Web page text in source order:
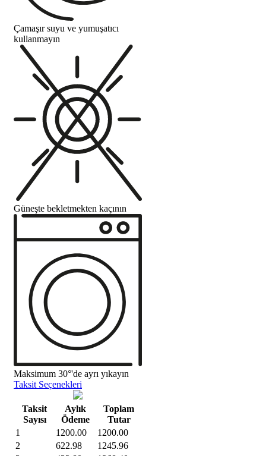
Çamaşır suyu ve yumuşatıcı
kullanmayın
Güneşte bekletmekten kaçının
Maksimum 30°'de ayrı yıkayın
Taksit Seçenekleri
Taksit
Sayısı
Aylık
Ödeme
Toplam
Tutar
1
1200.00
1200.00
2
622.98
1245.96